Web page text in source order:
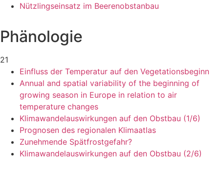
Nützlingseinsatz im Beerenobstanbau
Phänologie
21
Einfluss der Temperatur auf den Vegetationsbeginn
Annual and spatial variability of the beginning of
growing season in Europe in relation to air
temperature changes
Klimawandelauswirkungen auf den Obstbau (1/6)
Prognosen des regionalen Klimaatlas
Zunehmende Spätfrostgefahr?
Klimawandelauswirkungen auf den Obstbau (2/6)